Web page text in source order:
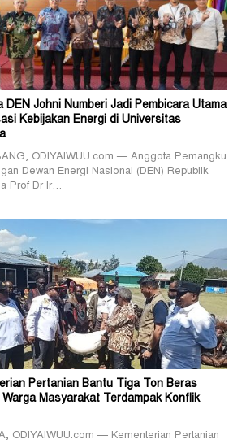
DEN Johni Numberi Jadi Pembicara Utama
Kebijakan Energi di Universitas
ODIYAIWUU.com — Anggota Pemangku
Dewan Energi Nasional (DEN) Republik
Prof Dr Ir…
Pertanian Bantu Tiga Ton Beras
Warga Masyarakat Terdampak Konflik
ODIYAIWUU.com — Kementerian Pertanian